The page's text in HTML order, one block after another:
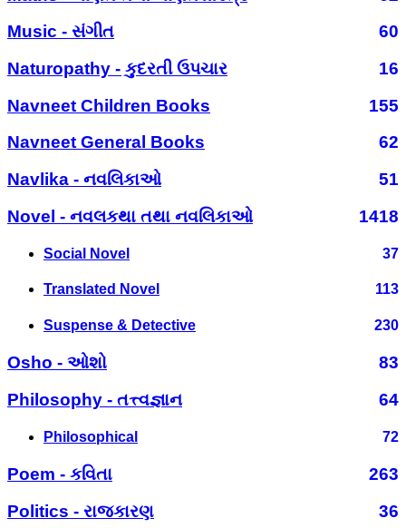
Music - સંગીત
60
Naturopathy - કુદરતી ઉપચાર
16
Navneet Children Books
155
Navneet General Books
62
Navlika - નવલિકાઓ
51
Novel - નવલકથા તથા નવલિકાઓ
1418
Social Novel 37
Translated Novel 113
Suspense & Detective 230
Osho - ઓશો
83
Philosophy - તત્ત્વજ્ઞાન
64
Philosophical 72
Poem - કવિતા
263
Politics - રાજકારણ
36